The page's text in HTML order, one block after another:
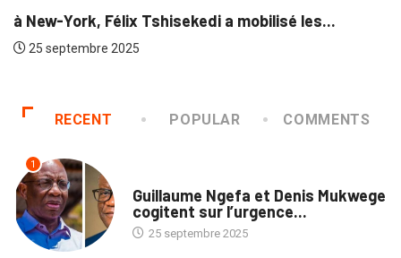
New-York, Félix Tshisekedi a mobilisé les...
25 septembre 2025
RECENT POPULAR COMMENTS
1
Guillaume Ngefa et Denis Mukwege
cogitent sur l’urgence...
25 septembre 2025